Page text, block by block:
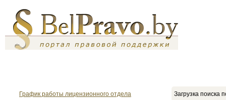
График работы лицензионного отдела
Загрузка поиска